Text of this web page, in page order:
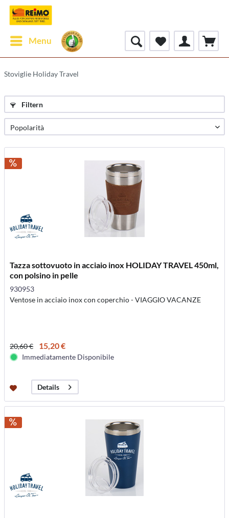
Menu
Stoviglie Holiday Travel
Filtern
Tazza sottovuoto in acciaio inox HOLIDAY TRAVEL 450ml,
con polsino in pelle
930953
Ventose in acciaio inox con coperchio - VIAGGIO VACANZE
20,60 € 15,20 €
Immediatamente Disponibile
Details